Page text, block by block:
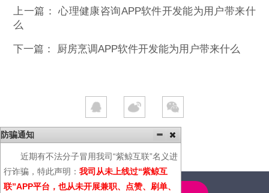
上一篇：心理健康咨询APP软件开发能为用户带来什
么
下一篇： 厨房烹调APP软件开发能为用户带来什么
防骗通知
近期有不法分子冒用我司“紫鲸互联”名义进
行诈骗，特此声明： 我司从未上线过“紫鲸互
联”APP平台，也从未开展兼职、点赞、刷单、